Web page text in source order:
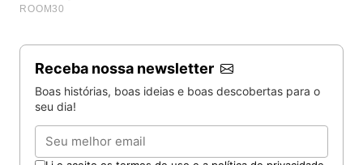
Receba nossa newsletter
Boas histórias, boas ideias e boas descobertas para o
seu dia!
Email